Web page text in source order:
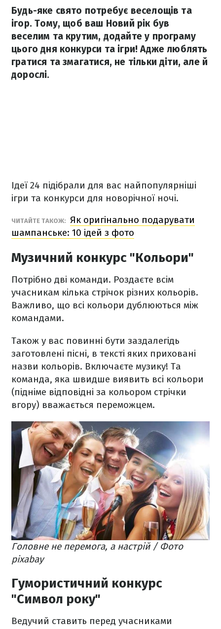
Будь-яке свято потребує веселощів та
ігор. Тому, щоб ваш Новий рік був
веселим та крутим, додайте у програму
цього дня конкурси та ігри! Адже люблять
гратися та змагатися, не тільки діти, але й
дорослі.
Ідеї 24 підібрали для вас найпопулярніші
ігри та конкурси для новорічної ночі.
ЧИТАЙТЕ ТАКОЖ: Як оригінально подарувати
шампанське: 10 ідей з фото
Музичний конкурс "Кольори"
Потрібно дві команди. Роздаєте всім
учасникам кілька стрічок різних кольорів.
Важливо, що всі кольори дублюються між
командами.
Також у вас повинні бути заздалегідь
заготовлені пісні, в тексті яких приховані
назви кольорів. Включаєте музику! Та
команда, яка швидше виявить всі кольори
(підніме відповідні за кольором стрічки
вгору) вважається переможцем.
Головне не перемога, а настрій / Фото
pixabay
Гумористичний конкурс
"Символ року"
Ведучий ставить перед учасниками